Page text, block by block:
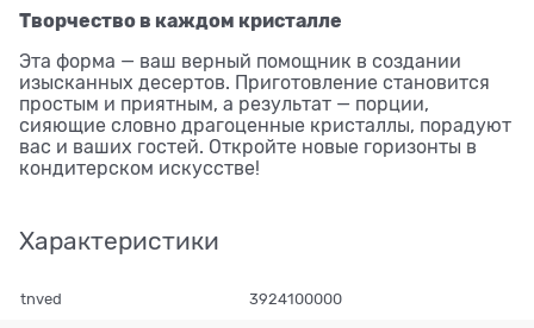
Творчество в каждом кристалле
Эта форма — ваш верный помощник в создании
изысканных десертов. Приготовление становится
простым и приятным, а результат — порции,
сияющие словно драгоценные кристаллы, порадуют
вас и ваших гостей. Откройте новые горизонты в
кондитерском искусстве!
Характеристики
tnved 3924100000